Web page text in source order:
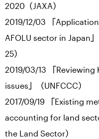
2020（JAXA）
2019/12/03 「
AFOLU sector in Japan
25）
2019/03/13 「Reviewing
issues」（UNFCCC）
2017/09/19 「Existing
accounting for land
the Land Sector）